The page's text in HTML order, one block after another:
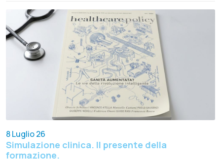
8 Luglio 26
Simulazione clinica. Il presente della
formazione.